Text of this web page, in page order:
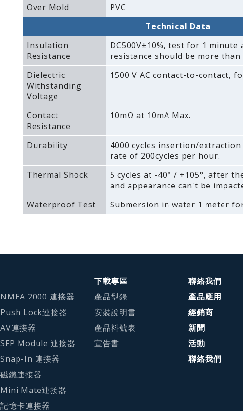
Over Mold
PVC
Technical Data
Insulation
Resistance
DC500V±10%‚ test for 1
resistance should be more than
Dielectric
Withstanding
Voltage
1500 V AC contact-to-contact‚
Contact
Resistance
10mΩ at 10mA Max.
Durability
4000 cycles insertion/extraction
rate of 200cycles per hour.
Thermal Shock
5 cycles at -40° / +105°‚ after
and appearance can't be
Waterproof Test
Submersion in water 1 meter
NMEA 2000 連接器
Push Lock連接器
AV連接器
SFP Module 連接器
Snap-In 連接器
磁鐵連接器
Mini Mate連接器
記憶卡連接器
下載專區
產品型錄
安裝說明書
產品料號表
宣告書
聯絡我們
產品應用
經銷商
新聞
活動
聯絡我們